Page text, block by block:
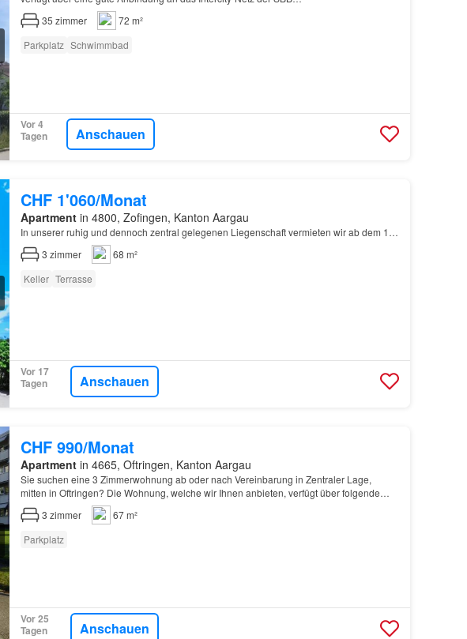
35 zimmer
72 m²
Parkplatz Schwimmbad
Vor 4
Tagen
Anschauen
CHF 1'060/Monat
Apartmentin 4800, Zofingen, Kanton Aargau
In unserer ruhig und dennoch zentral gelegenen Liegenschaft vermieten wir ab dem 1…
3 zimmer
68 m²
Keller Terrasse
Vor 17
Tagen
Anschauen
CHF 990/Monat
Apartmentin 4665, Oftringen, Kanton Aargau
Sie suchen eine 3 Zimmerwohnung ab oder nach Vereinbarung in Zentraler Lage,
mitten in Oftringen? Die Wohnung, welche wir Ihnen anbieten, verfügt über folgende
Ausstattung:, Laminat- und Plattenböden, Küche mit Glaskeramik un…
3 zimmer
67 m²
Parkplatz
Vor 25
Tagen
Anschauen